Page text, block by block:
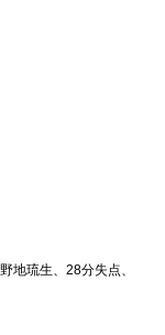
地琉生、28分失点、